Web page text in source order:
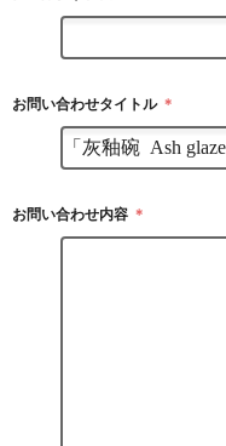
お問い合わせタイトル ＊
お問い合わせ内容 ＊